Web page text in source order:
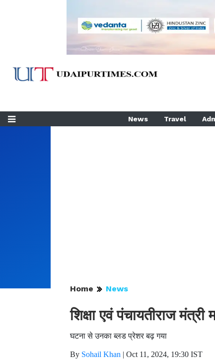
News Travel
Home News
शिक्षा एवं पंचायतीराज
घटना से उनका ब्लड प्रेशर बढ़ गया
By Sohail Khan | Oct 11, 2024, 19:30 IST